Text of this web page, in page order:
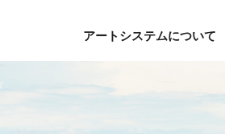
アートシステムについて